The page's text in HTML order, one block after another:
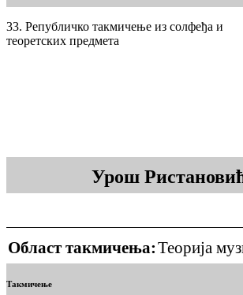
33. Републичко такмичење из солфеђа и
теоретских предмета
Урош
Област такмичења:Теорија
Такмичење